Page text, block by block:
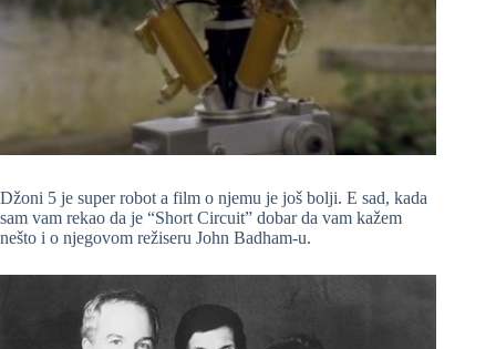
Džoni 5 je super robot a film o njemu je još bolji. E sad, kada
sam vam rekao da je “Short Circuit” dobar da vam kažem
nešto i o njegovom režiseru John Badham-u.